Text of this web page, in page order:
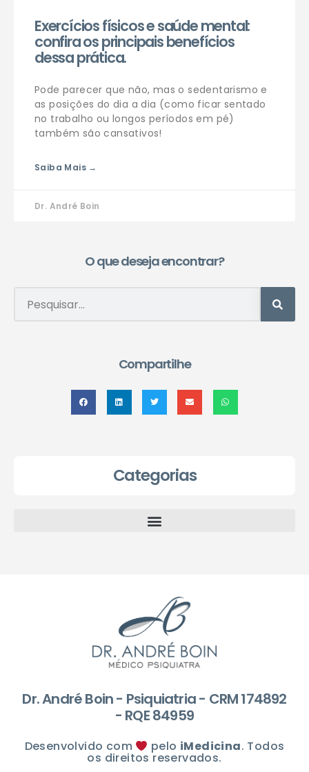
Exercícios físicos e saúde mental:
confira os principais benefícios
dessa prática.
Pode parecer que não, mas o sedentarismo e
as posições do dia a dia (como ficar sentado
no trabalho ou longos períodos em pé)
também são cansativos!
Saiba Mais →
Dr. André Boin
O que deseja encontrar?
Compartilhe
Categorias
Dr. André Boin - Psiquiatria - CRM 174892
- RQE 84959
Desenvolvido com pelo iMedicina. Todos
os direitos reservados.